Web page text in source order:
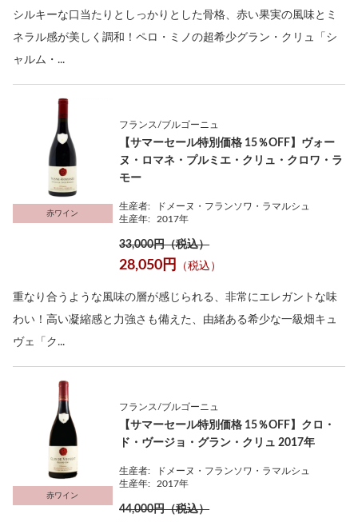
シルキーな口当たりとしっかりとした骨格、赤い果実の風味とミ
ネラル感が美しく調和！ペロ・ミノの超希少グラン・クリュ「シ
ャルム・...
赤ワイン
フランス/ブルゴーニュ
【サマーセール特別価格 15％OFF】ヴォー
ヌ・ロマネ・プルミエ・クリュ・クロワ・ラ
モー
生産者:
ドメーヌ・フランソワ・ラマルシュ
生産年:
2017年
33,000円（税込）
28,050円 （税込）
重なり合うような風味の層が感じられる、非常にエレガントな味
わい！高い凝縮感と力強さも備えた、由緒ある希少な一級畑キュ
ヴェ「ク...
赤ワイン
フランス/ブルゴーニュ
【サマーセール特別価格 15％OFF】クロ・
ド・ヴージョ・グラン・クリュ 2017年
生産者:
ドメーヌ・フランソワ・ラマルシュ
生産年:
2017年
44,000円（税込）